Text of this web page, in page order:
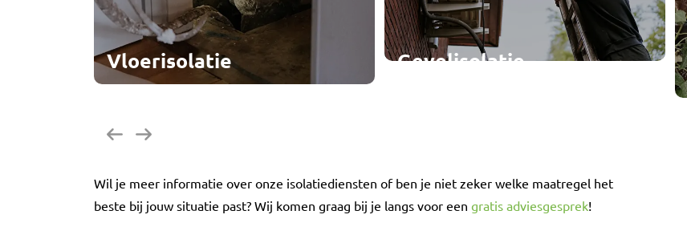
Vloerisolatie Gevelisolatie
Wil je meer informatie over onze isolatiediensten of ben je niet zeker welke maatregel het
beste bij jouw situatie past? Wij komen graag bij je langs voor een gratis adviesgesprek!